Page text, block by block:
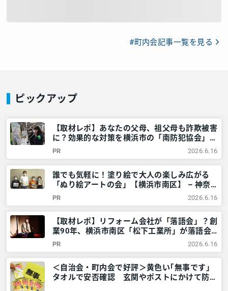
#町内会記事一覧を見る
ピックアップ
【取材レポ】あなたの父母、祖父母も詐欺被害
に？効果的な対策を横浜市の「南防犯協会」に
教えてもらいました！ – 神奈川・東京多摩の
ご近所情報 – レアリア
PR 2026.6.16
誰でも気軽に！塗り絵で大人の楽しみ広がる
「ぬり絵アートの会」【横浜市南区】 – 神奈
川・東京多摩のご近所情報 – レアリア
PR 2026.6.16
【取材レポ】リフォーム会社が「落語会」？創
業90年、横浜市南区「松下工業所」が落語会
を開くワケ – 神奈川・東京多摩のご近所情報
– レアリア
PR 2026.6.16
＜自治会・町内会で好評＞黄色い｢無事です｣
タオルで安否確認 玄関やポストにかけて防災